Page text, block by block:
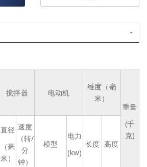
搅拌器 电动机
维度（毫
米）
重量
(千
克)
直径
（毫
米）
速度
（转/
分
钟）
模型
电力
(kw)
长度 高度